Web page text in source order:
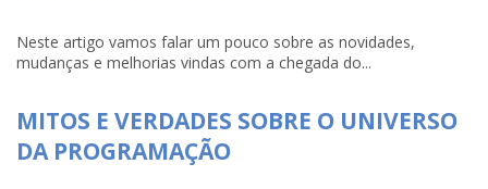
Neste artigo vamos falar um pouco sobre as novidades,
mudanças e melhorias vindas com a chegada do...
MITOS E VERDADES SOBRE O UNIVERSO
DA PROGRAMAÇÃO